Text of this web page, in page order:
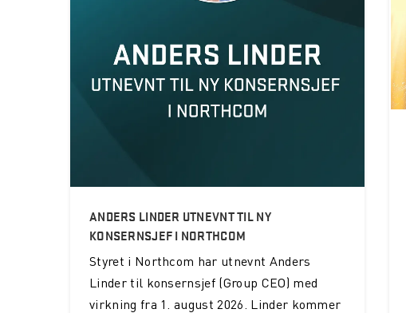
ANDERS LINDER UTNEVNT TIL NY
KONSERNSJEF I NORTHCOM
Styret i Northcom har utnevnt Anders
Linder til konsernsjef (Group CEO) med
virkning fra 1. august 2026. Linder kommer